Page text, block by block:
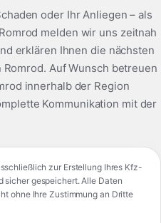
oder Ihr Anliegen – als
melden wir uns zeitnah
erklären Ihnen die nächsten
Auf Wunsch betreuen
innerhalb der Region
Kommunikation mit der
zur Erstellung Ihres Kfz-
sicher gespeichert. Alle Daten
ohne Ihre Zustimmung an Dritte